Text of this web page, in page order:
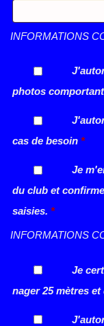
INFORMATIONS
photos
cas de besoin *
Je
du club et
saisies. *
INFORMATIONS
Je
nager 25 mètres